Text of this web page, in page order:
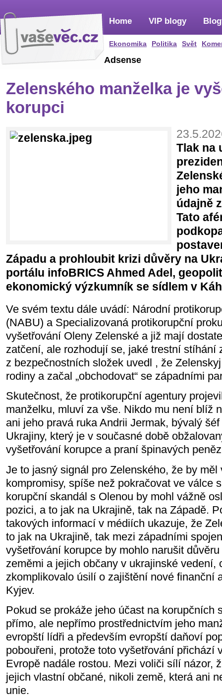
Home
Ekonomika Politika Svět
VIP blogy
Adsense
Zelenského manželka je
korupci
Tlak na
jeho
údajně
Tato
Západu a prohloubit krizi důvěry na
portálu infoBRICS Ahmed Adel,
ekonomický výzkumník se sídlem v
Ve svém textu dále uvádí: Národní
(NABU) a Specializovaná protikorupční
vyšetřování Oleny Zelenské a již mají
zatčení, ale rozhodují se, jaké trestní stíhání
z bezpečnostních složek uvedl , že
rodiny a začal „obchodovat“ se západními
Skutečnost, že protikorupční agentury
manželku, mluví za vše. Nikdo mu není blíž
ani jeho pravá ruka Andrii Jermak, bývalý
Ukrajiny, který je v současné době
vyšetřování korupce a praní špinavých
Je to jasný signál pro Zelenského, že by měl
kompromisy, spíše než pokračovat ve válce
korupční skandál s Olenou by mohl vážně
pozici, a to jak na Ukrajině, tak na Západě.
takových informací v médiích ukazuje, že
to jak na Ukrajině, tak mezi západními
vyšetřování korupce by mohlo narušit
zeměmi a jejich občany v ukrajinské vedení,
zkomplikovalo úsilí o zajištění nové finanční
Kyjev.
Pokud se prokáže jeho účast na korupčních
přímo, ale nepřímo prostřednictvím jeho
evropští lídři a především evropští daňoví
pobouřeni, protože toto vyšetřování přichází
Evropě nadále rostou. Mezi voliči sílí názor,
jejich vlastní občané, nikoli země, která ani
unie.